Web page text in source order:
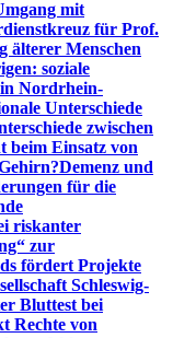
mit
für Prof.
älterer Menschen
soziale
Nordrhein-
Unterschiede
zwischen
beim Einsatz von
Demenz und
für die
riskanter
zur
fördert Projekte
Schleswig-
Bluttest bei
Rechte von